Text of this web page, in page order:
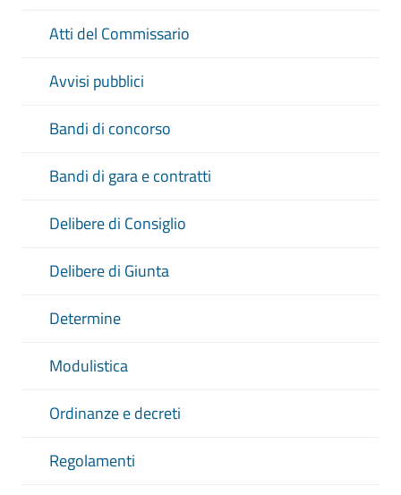
Atti del Commissario
Avvisi pubblici
Bandi di concorso
Bandi di gara e contratti
Delibere di Consiglio
Delibere di Giunta
Determine
Modulistica
Ordinanze e decreti
Regolamenti